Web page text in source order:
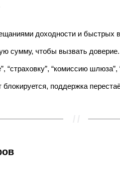
доходности и быстрых
сумму, чтобы вызвать доверие.
“страховку”, “комиссию
поддержка